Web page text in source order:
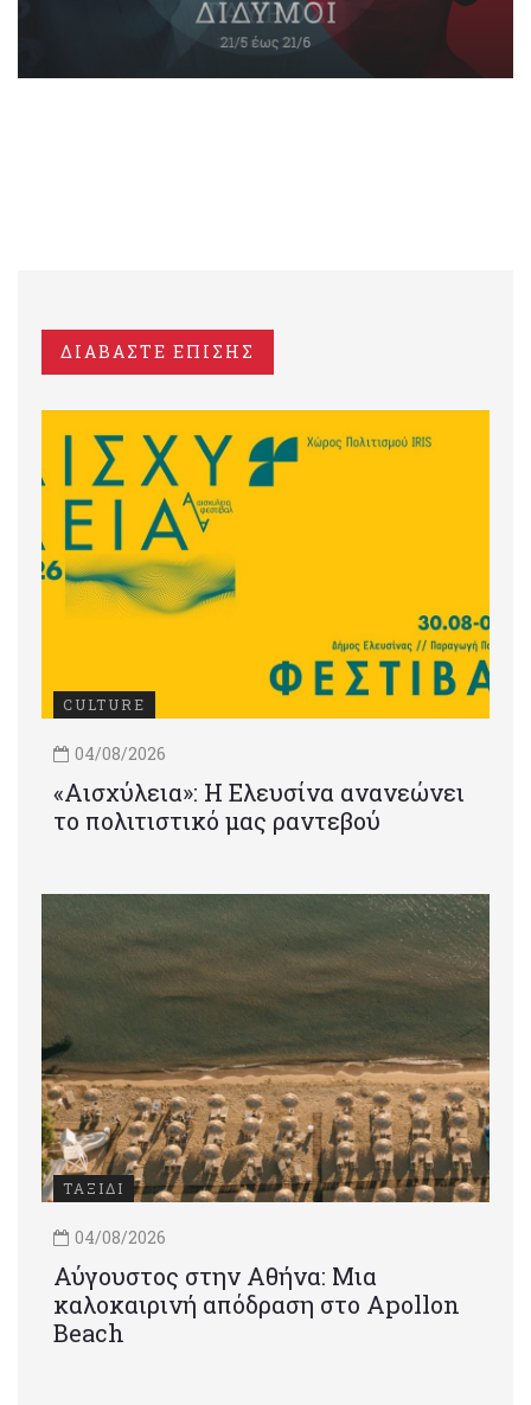
ΔΙΑΒΑΣΤΕ ΕΠΙΣΗΣ
CULTURE
04/08/2026
«Αισχύλεια»: Η Ελευσίνα ανανεώνει
το πολιτιστικό μας ραντεβού
ΤΑΞΙΔΙ
04/08/2026
Αύγουστος στην Αθήνα: Μια
καλοκαιρινή απόδραση στο Apollon
Beach